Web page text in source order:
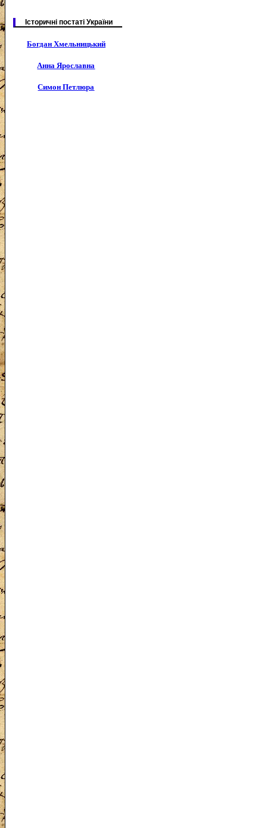
Історичні постаті України
Богдан Хмельницький
Анна Ярославна
Симон Петлюра